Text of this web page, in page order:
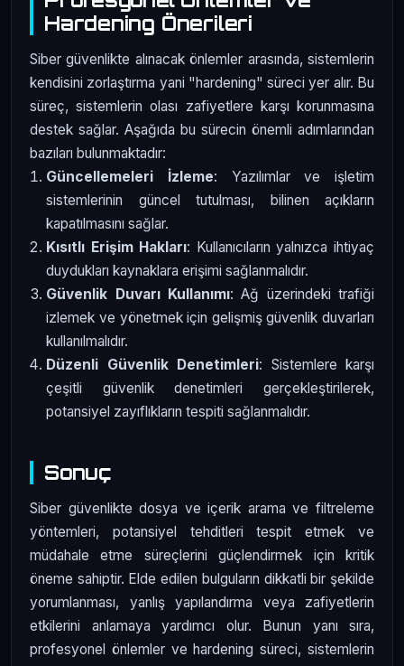
Hardening Önerileri
Siber güvenlikte alınacak önlemler arasında, sistemlerin
kendisini zorlaştırma yani "hardening" süreci yer alır. Bu
süreç, sistemlerin olası zafiyetlere karşı korunmasına
destek sağlar. Aşağıda bu sürecin önemli adımlarından
bazıları bulunmaktadır:
Güncellemeleri İzleme: Yazılımlar ve işletim
sistemlerinin güncel tutulması, bilinen açıkların
kapatılmasını sağlar.
Kısıtlı Erişim Hakları: Kullanıcıların yalnızca ihtiyaç
duydukları kaynaklara erişimi sağlanmalıdır.
Güvenlik Duvarı Kullanımı: Ağ üzerindeki trafiği
izlemek ve yönetmek için gelişmiş güvenlik duvarları
kullanılmalıdır.
Düzenli Güvenlik Denetimleri: Sistemlere karşı
çeşitli güvenlik denetimleri gerçekleştirilerek,
potansiyel zayıflıkların tespiti sağlanmalıdır.
Sonuç
Siber güvenlikte dosya ve içerik arama ve filtreleme
yöntemleri, potansiyel tehditleri tespit etmek ve
müdahale etme süreçlerini güçlendirmek için kritik
öneme sahiptir. Elde edilen bulguların dikkatli bir şekilde
yorumlanması, yanlış yapılandırma veya zafiyetlerin
etkilerini anlamaya yardımcı olur. Bunun yanı sıra,
profesyonel önlemler ve hardening süreci, sistemlerin